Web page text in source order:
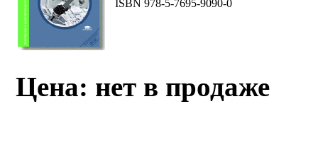
ISBN 978-5-7695-9090-0
Цена: нет в продаже